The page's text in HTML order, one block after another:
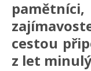
cestou
z let